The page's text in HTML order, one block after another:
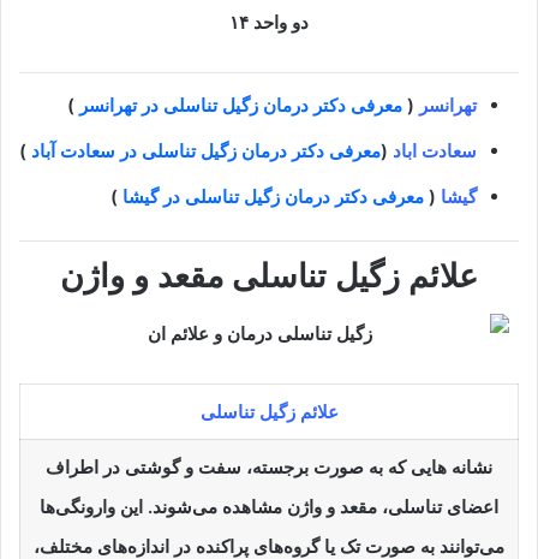
دو واحد ۱۴
تهرانسر ( معرفی دکتر درمان زگیل تناسلی در تهرانسر )
سعادت اباد (معرفی دکتر درمان زگیل تناسلی در سعادت آباد )
گیشا ( معرفی دکتر درمان زگیل تناسلی در گیشا )
علائم زگیل تناسلی مقعد و واژن
علائم زگیل تناسلی
نشانه هایی که به صورت برجسته، سفت و گوشتی در اطراف
اعضای تناسلی، مقعد و واژن مشاهده می‌شوند. این وارونگی‌ها
می‌توانند به صورت تک یا گروه‌های پراکنده در اندازه‌های مختلف،